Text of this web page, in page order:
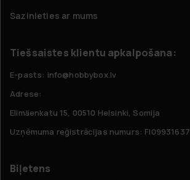
Sazinieties ar mums
Tiešsaistes klientu apkalpošana:
E-pasts: info@hobbybox.lv
Adrese:
Elimäenkatu 15, 00510 Helsinki, Somija
Uzņēmuma reģistrācijas numurs: FI09931637
Biļetens